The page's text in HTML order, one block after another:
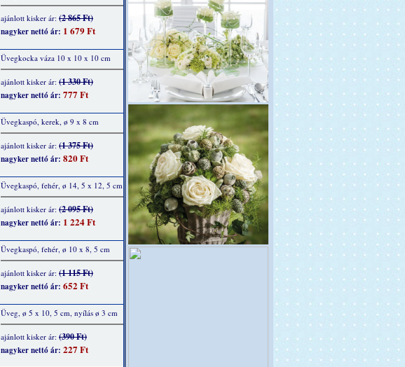
ajánlott kisker ár: (2 865 Ft)
nagyker nettó ár: 1 679 Ft
Üvegkocka váza 10 x 10 x 10 cm
ajánlott kisker ár: (1 330 Ft)
nagyker nettó ár: 777 Ft
Üvegkaspó, kerek, ø 9 x 8 cm
ajánlott kisker ár: (1 375 Ft)
nagyker nettó ár: 820 Ft
Üvegkaspó, fehér, ø 14, 5 x 12, 5 cm
ajánlott kisker ár: (2 095 Ft)
nagyker nettó ár: 1 224 Ft
Üvegkaspó, fehér, ø 10 x 8, 5 cm
ajánlott kisker ár: (1 115 Ft)
nagyker nettó ár: 652 Ft
Üveg, ø 5 x 10, 5 cm, nyílás ø 3 cm
ajánlott kisker ár: (390 Ft)
nagyker nettó ár: 227 Ft